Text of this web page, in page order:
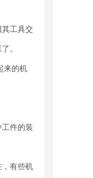
控车床
工具交
。
来的机
件的装
有些机